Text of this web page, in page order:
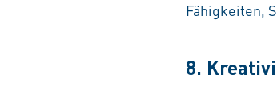
Fähigkeiten,
8.